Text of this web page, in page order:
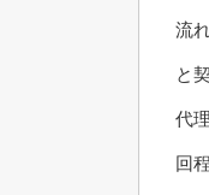
流
と
代
回